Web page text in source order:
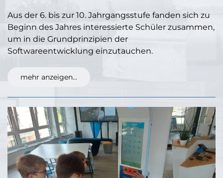
Aus der 6. bis zur 10. Jahrgangsstufe fanden sich zu
Beginn des Jahres interessierte Schüler zusammen,
um in die Grundprinzipien der
Softwareentwicklung einzutauchen.
mehr anzeigen...